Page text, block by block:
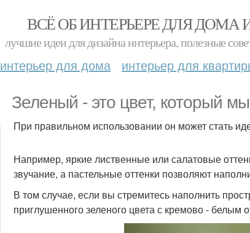
ВСЁ ОБ ИНТЕРЬЕРЕ ДЛЯ ДОМА
лучшие идеи для дизайна интерьера, полезные
интерьер для дома интерьер для
Зеленый - это цвет, который
При правильном использовании он может стать
Например, яркие лиственные или салатовые
звучание, а пастельные оттенки позволяют
В том случае, если вы стремитесь наполнить
приглушенного зеленого цвета с кремово - белым